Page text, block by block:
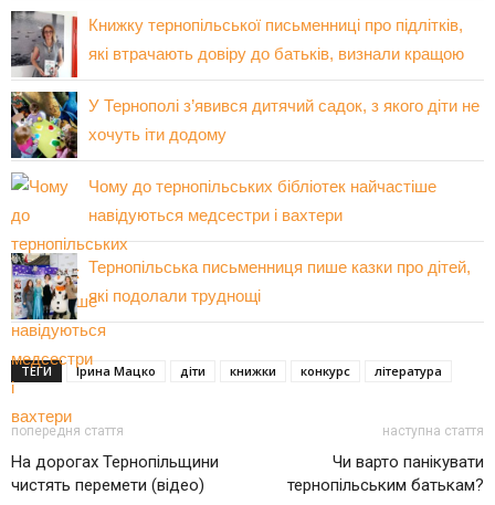
Книжку тернопільської письменниці про підлітків,
які втрачають довіру до батьків, визнали кращою
У Тернополі з’явився дитячий садок, з якого діти не
хочуть іти додому
Чому до тернопільських бібліотек найчастіше
навідуються медсестри і вахтери
Тернопільська письменниця пише казки про дітей,
які подолали труднощі
ТЕГИ Ірина Мацко діти книжки конкурс література
попередня стаття
На дорогах Тернопільщини
чистять перемети (відео)
наступна стаття
Чи варто панікувати
тернопільським батькам?